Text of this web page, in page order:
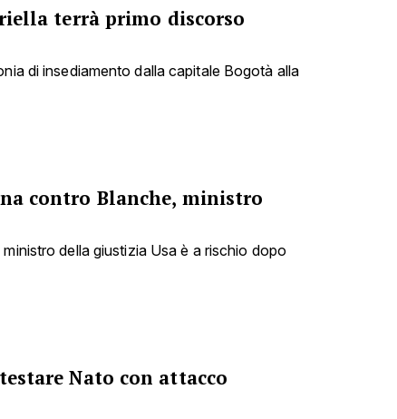
terrà primo discorso
di insediamento dalla capitale Bogotà alla
contro Blanche, ministro
della giustizia Usa è a rischio dopo
Nato con attacco